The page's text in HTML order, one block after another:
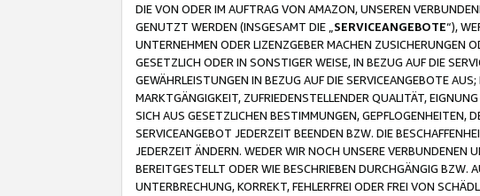
DIE VON ODER IM AUFTRAG VON AMAZON, UNSEREN
GENUTZT WERDEN (INSGESAMT DIE „ SERVICEANGEBOTE“),
UNTERNEHMEN ODER LIZENZGEBER MACHEN ZUSICHERUNGEN
GESETZLICH ODER IN SONSTIGER WEISE, IN BEZUG AUF DIE
GEWÄHRLEISTUNGEN IN BEZUG AUF DIE SERVICEANGEBOTE
MARKTGÄNGIGKEIT, ZUFRIEDENSTELLENDER QUALITÄT,
SICH AUS GESETZLICHEN BESTIMMUNGEN, GEPFLOGENHEITEN,
SERVICEANGEBOT JEDERZEIT BEENDEN BZW. DIE
JEDERZEIT ÄNDERN. WEDER WIR NOCH UNSERE VERBUNDENEN
BEREITGESTELLT ODER WIE BESCHRIEBEN DURCHGÄNGIG
UNTERBRECHUNG, KORREKT, FEHLERFREI ODER FREI VON